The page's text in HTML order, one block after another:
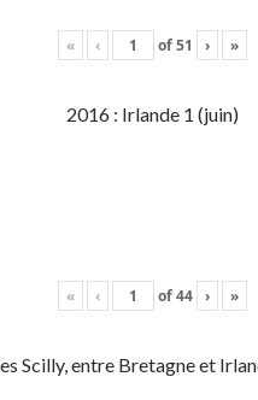
« ‹ of51 › »
2016 : Irlande 1 (juin)
« ‹ of44 › »
Scilly, entre Bretagne et